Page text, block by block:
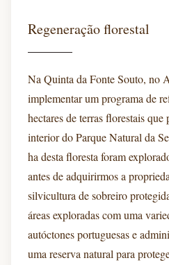
Regeneração florestal
Na Quinta da Fonte Souto, no
implementar um programa de
hectares de terras florestais
interior do Parque Natural da
ha desta floresta foram
antes de adquirirmos a
silvicultura de sobreiro
áreas exploradas com uma
autóctones portuguesas e
uma reserva natural para